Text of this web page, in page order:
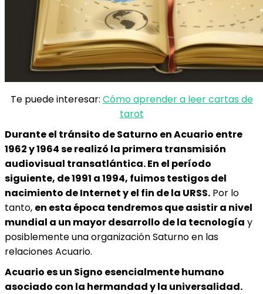
Te puede interesar: Cómo aprender a leer cartas de
tarot
Durante el tránsito de Saturno en Acuario entre
1962 y 1964 se realizó la primera transmisión
audiovisual transatlántica. En el período
siguiente, de 1991 a 1994, fuimos testigos del
nacimiento de Internet y el fin de la URSS. Por lo
tanto, en esta época tendremos que asistir a nivel
mundial a un mayor desarrollo de la tecnología y
posiblemente una organización Saturno en las
relaciones Acuario.
Acuario es un Signo esencialmente humano
asociado con la hermandad y la universalidad.